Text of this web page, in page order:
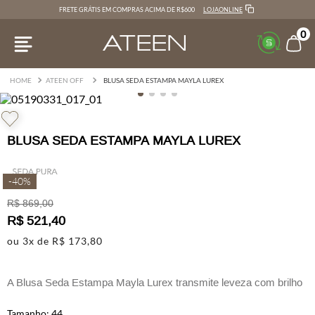
FRETE GRÁTIS EM COMPRAS ACIMA DE R$600 LOJAONLINE
0
ATEEN OFF BLUSA SEDA ESTAMPA MAYLA LUREX
BLUSA SEDA ESTAMPA MAYLA LUREX
-40%
R$ 869,00
R$ 521,40
ou 3x de R$ 173,80
A Blusa Seda Estampa Mayla Lurex transmite leveza com brilho